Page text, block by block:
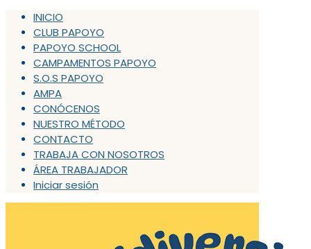
INICIO
CLUB PAPOYO
PAPOYO SCHOOL
CAMPAMENTOS PAPOYO
S.O.S PAPOYO
AMPA
CONÓCENOS
NUESTRO MÉTODO
CONTACTO
TRABAJA CON NOSOTROS
ÁREA TRABAJADOR
Iniciar sesión